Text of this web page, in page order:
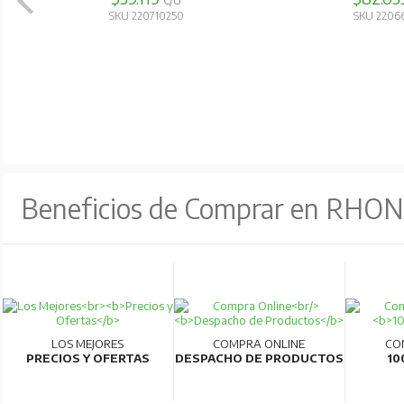
SKU 220710250
SKU
Beneficios de Comprar en
LOS MEJORES
PRECIOS Y OFERTAS
COMPRA ONLINE
DESPACHO DE PRODUCTOS